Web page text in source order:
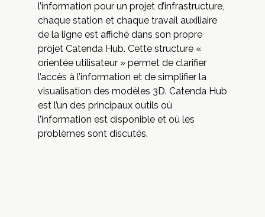
l’information pour un projet d’infrastructure,
chaque station et chaque travail auxiliaire
de la ligne est affiché dans son propre
projet Catenda Hub. Cette structure «
orientée utilisateur » permet de clarifier
l’accès à l’information et de simplifier la
visualisation des modèles 3D. Catenda Hub
est l’un des principaux outils où
l’information est disponible et où les
problèmes sont discutés.